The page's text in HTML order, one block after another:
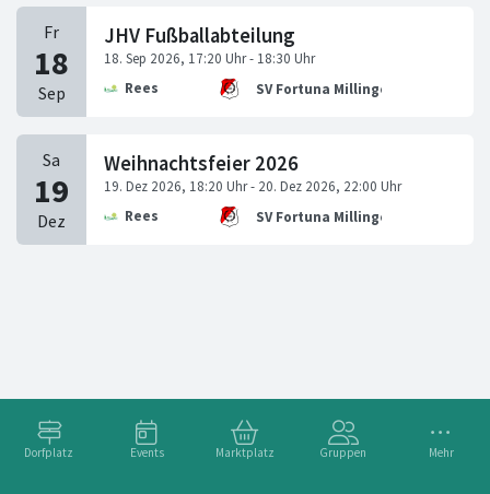
Dorfplatz Events Marktplatz Gruppen Mehr
JHV Fußballabteilung
Rees SV Fortuna Millingen 1920 e.V.
Weihnachtsfeier 2026
Rees SV Fortuna Millingen 1920 e.V.